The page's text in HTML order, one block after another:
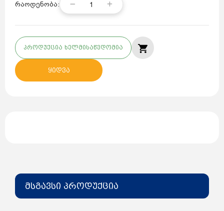
რაოდენობა: 1
პროდუქცია ხელმისაწვდომია
ყიდვა
მსგავსი პროდუქცია